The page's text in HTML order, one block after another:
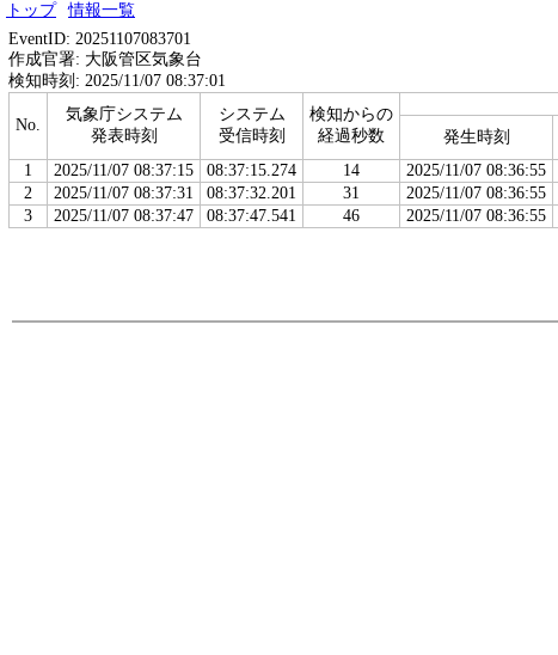
トップ
情報一覧
EventID: 20251107083701
作成官署: 大阪管区気象台
検知時刻: 2025/11/07 08:37:01
No.
気象庁システム
発表時刻
システム
受信時刻
検知からの
経過秒数
発生時刻
1
2025/11/07 08:37:15 08:37:15.274 14 2025/11/07 08:36:55
2
2025/11/07 08:37:31 08:37:32.201 31 2025/11/07 08:36:55
3
2025/11/07 08:37:47 08:37:47.541 46 2025/11/07 08:36:55